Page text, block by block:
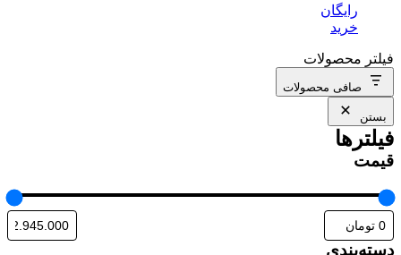
رایگان
خرید
فیلتر محصولات
صافی محصولات
بستن
فیلترها
قیمت
دسته‌بندی